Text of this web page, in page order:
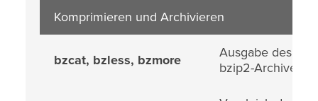
Komprimieren und Archivieren
bzcat, bzless, bzmore
Ausgabe des
bzip2-Archiven